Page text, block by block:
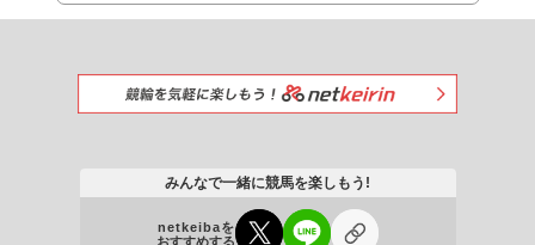
みんなで一緒に競馬を楽しもう!
netkeibaを
おすすめする